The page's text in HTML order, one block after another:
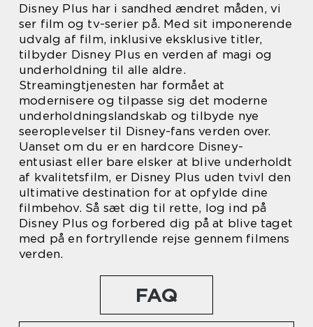
Disney Plus har i sandhed ændret måden, vi
ser film og tv-serier på. Med sit imponerende
udvalg af film, inklusive eksklusive titler,
tilbyder Disney Plus en verden af magi og
underholdning til alle aldre.
Streamingtjenesten har formået at
modernisere og tilpasse sig det moderne
underholdningslandskab og tilbyde nye
seeroplevelser til Disney-fans verden over.
Uanset om du er en hardcore Disney-
entusiast eller bare elsker at blive underholdt
af kvalitetsfilm, er Disney Plus uden tvivl den
ultimative destination for at opfylde dine
filmbehov. Så sæt dig til rette, log ind på
Disney Plus og forbered dig på at blive taget
med på en fortryllende rejse gennem filmens
verden.
FAQ